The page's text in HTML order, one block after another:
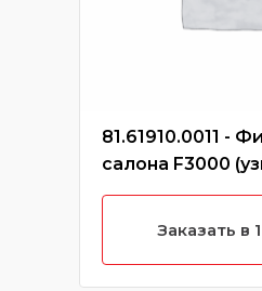
81.61910.0011 -
салона F3000
мм (Без
Заказать в